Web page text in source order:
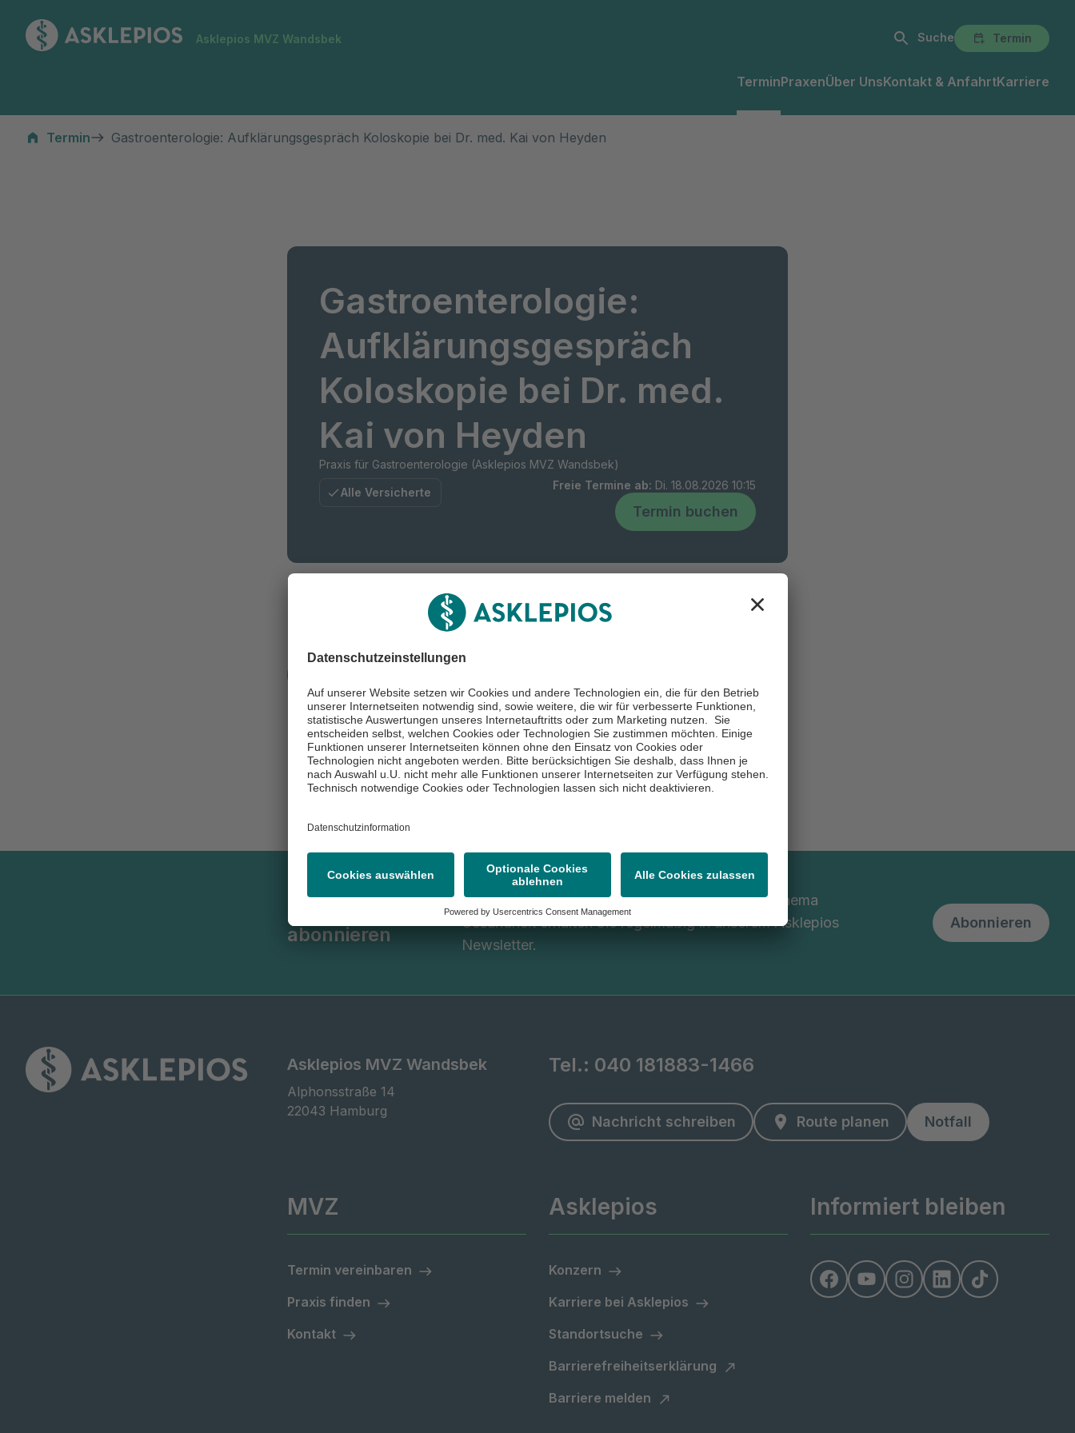
Asklepios MVZ Wandsbek Suche Termin
TerminPraxenÜber UnsKontakt & AnfahrtKarriere
Termin Gastroenterologie: Aufklärungsgespräch Koloskopie bei Dr. med. Kai von Heyden
Gastroenterologie:
Aufklärungsgespräch
Koloskopie bei Dr. med.
Kai von Heyden
Praxis für Gastroenterologie (Asklepios MVZ Wandsbek)
Alle Versicherte
Freie Termine ab: Di. 18.08.2026 10:15
Termin buchen
abonnieren
Viele wissenswerte Informationen rund um das Thema
Gesundheit erhalten Sie regelmäßig in unserem Asklepios
Newsletter.
Abonnieren
Asklepios MVZ Wandsbek
Alphonsstraße 14
22043 Hamburg
Tel.: 040 181883-1466
Nachricht schreiben Route planen Notfall
MVZ
Termin vereinbaren
Praxis finden
Kontakt
Asklepios
Konzern
Karriere bei Asklepios
Standortsuche
Barrierefreiheitserklärung
Barriere melden
Informiert bleiben